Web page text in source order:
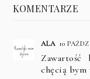
KOMENTARZE
ALA 10
Zawartość
chęcią bym